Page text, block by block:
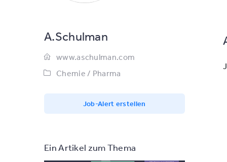
A.Schulman
www.aschulman.com
Chemie / Pharma
Job-Alert erstellen
Ein Artikel zum Thema